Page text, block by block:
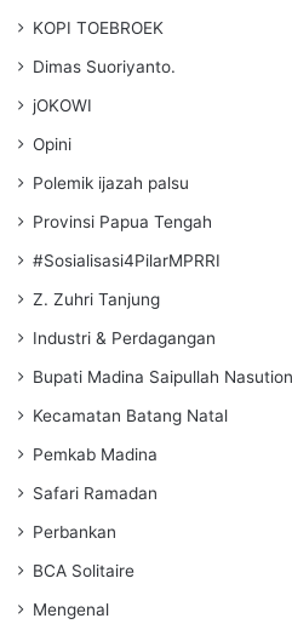
KOPI TOEBROEK
Dimas Suoriyanto.
jOKOWI
Opini
Polemik ijazah palsu
Provinsi Papua Tengah
#Sosialisasi4PilarMPRRI
Z. Zuhri Tanjung
Industri & Perdagangan
Bupati Madina Saipullah Nasution
Kecamatan Batang Natal
Pemkab Madina
Safari Ramadan
Perbankan
BCA Solitaire
Mengenal